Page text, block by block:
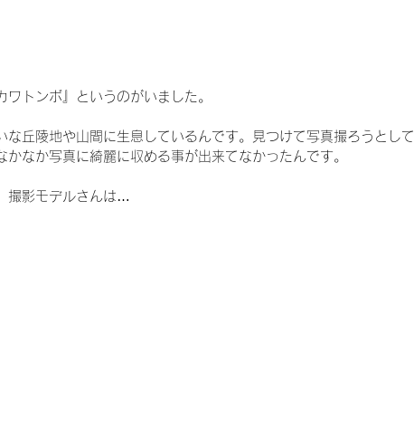
ワトンボ』というのがいました。
な丘陵地や山間に生息しているんです。見つけて写真撮ろうとして
なか写真に綺麗に収める事が出来てなかったんです。
撮影モデルさんは…